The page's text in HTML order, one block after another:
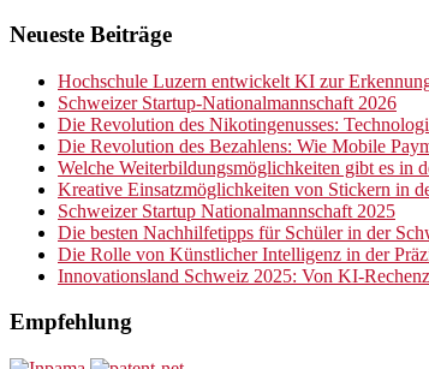
Neueste Beiträge
Hochschule Luzern entwickelt KI zur
Schweizer Startup-Nationalmannschaft 2026
Die Revolution des Nikotingenusses:
Die Revolution des Bezahlens: Wie Mobile
Welche Weiterbildungsmöglichkeiten gibt es in
Kreative Einsatzmöglichkeiten von Stickern in
Schweizer Startup Nationalmannschaft 2025
Die besten Nachhilfetipps für Schüler in der
Die Rolle von Künstlicher Intelligenz in der
Innovationsland Schweiz 2025: Von KI-
Empfehlung